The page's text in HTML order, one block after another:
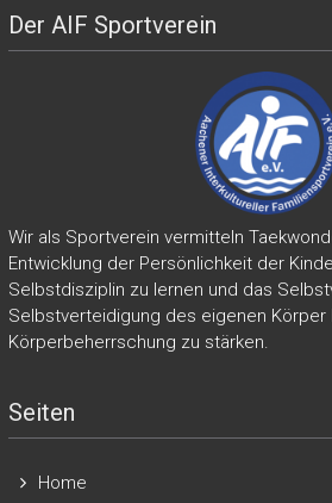
Der AIF Sportverein
Wir als Sportverein vermitteln
Entwicklung der Persönlichkeit der
Selbstdisziplin zu lernen und das
Selbstverteidigung des eigenen Körper
Körperbeherrschung zu stärken.
Seiten
Home